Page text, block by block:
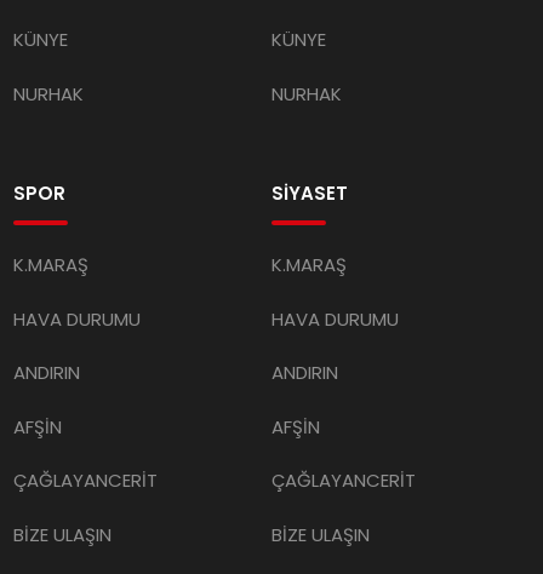
KÜNYE
NURHAK
KÜNYE
NURHAK
SPOR
K.MARAŞ
HAVA DURUMU
ANDIRIN
AFŞİN
ÇAĞLAYANCERİT
BİZE ULAŞIN
SİYASET
K.MARAŞ
HAVA DURUMU
ANDIRIN
AFŞİN
ÇAĞLAYANCERİT
BİZE ULAŞIN